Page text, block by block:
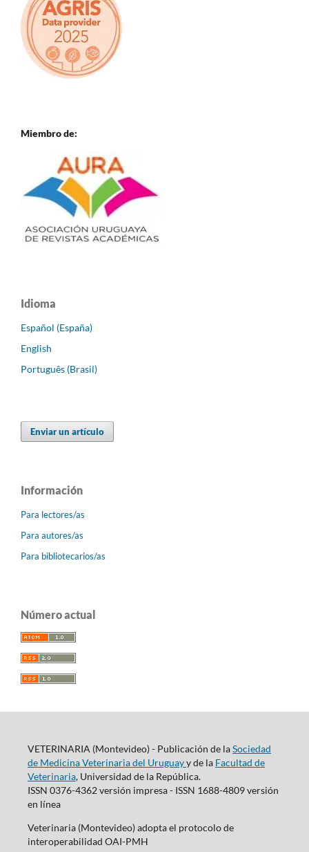
Miembro de:
Idioma
Español (España)
English
Português (Brasil)
Enviar un artículo
Información
Para lectores/as
Para autores/as
Para bibliotecarios/as
Número actual
VETERINARIA (Montevideo) - Publicación de laSociedad
de Medicina Veterinaria del Uruguayy de la Facultad de
Veterinaria, Universidad de la República.
ISSN 0376-4362 versión impresa - ISSN 1688-4809 versión
en línea
Veterinaria (Montevideo) adopta el protocolo de
interoperabilidad OAI-PMH